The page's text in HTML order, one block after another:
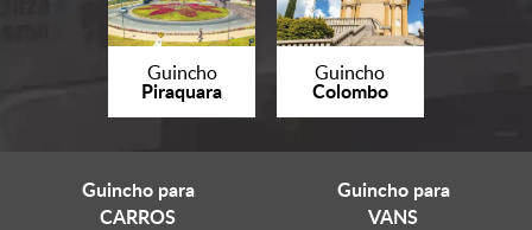
Guincho
Piraquara
Guincho
Colombo
Guincho para
CARROS
Guincho para
VANS